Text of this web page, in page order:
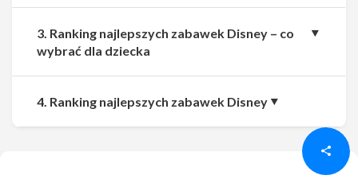
Udostępnij Udostępnij
3. Ranking najlepszych zabawek Disney – co
wybrać dla dziecka
4. Ranking najlepszych zabawek Disney